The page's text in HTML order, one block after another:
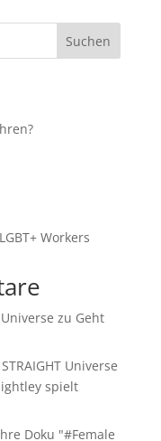
Suchen
Workers
zu Geht
Universe
spielt
Doku "#Female